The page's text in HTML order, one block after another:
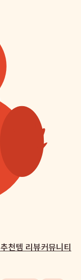
추천템 리뷰커뮤니티